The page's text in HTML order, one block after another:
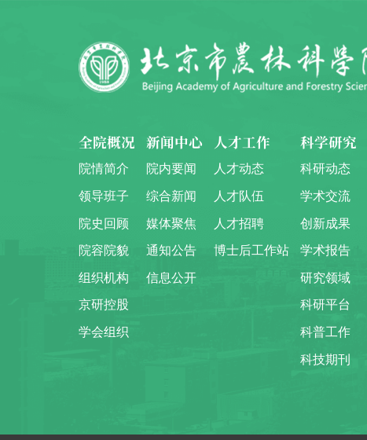
全院概况
院情简介
领导班子
院史回顾
院容院貌
组织机构
京研控股
学会组织
新闻中心
院内要闻
综合新闻
媒体聚焦
通知公告
信息公开
人才工作
人才动态
人才队伍
人才招聘
博士后工作站
科学研究
科研动态
学术交流
创新成果
学术报告
研究领域
科研平台
科普工作
科技期刊